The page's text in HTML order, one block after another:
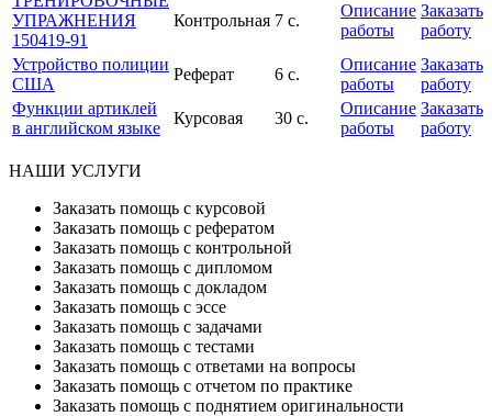
УПРАЖНЕНИЯ
150419-91
Контрольная 7 с.
Описание
работы
Заказать
работу
Устройство полиции
США
Реферат 6 с.
Описание
работы
Заказать
работу
Функции артиклей
в английском языке
Курсовая 30 с.
Описание
работы
Заказать
работу
НАШИ УСЛУГИ
Заказать помощь с курсовой
Заказать помощь с рефератом
Заказать помощь с контрольной
Заказать помощь с дипломом
Заказать помощь с докладом
Заказать помощь с эссе
Заказать помощь с задачами
Заказать помощь с тестами
Заказать помощь с ответами на вопросы
Заказать помощь с отчетом по практике
Заказать помощь с поднятием оригинальности